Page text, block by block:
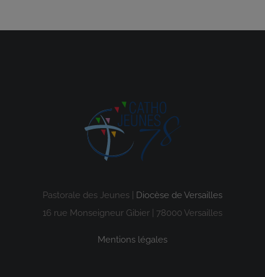
Pastorale des Jeunes |
Diocèse de Versailles
16 rue Monseigneur Gibier | 78000 Versailles
Mentions légales